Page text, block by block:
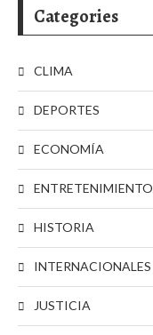
Categories
CLIMA
DEPORTES
ECONOMÍA
ENTRETENIMIENTO
HISTORIA
INTERNACIONALES
JUSTICIA